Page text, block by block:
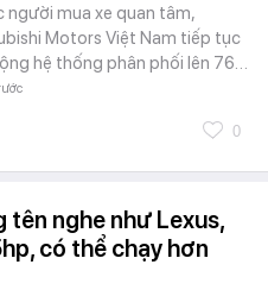
người mua xe quan tâm,
Motors Việt Nam tiếp tục
hệ thống phân phối lên 76…
0
tên nghe như Lexus,
có thể chạy hơn